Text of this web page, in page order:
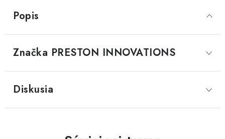
Popis
Značka PRESTON INNOVATIONS
Diskusia